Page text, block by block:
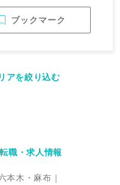
科目合格財務諸表論、税
ブックマーク
アを絞り込む
職・求人情報
本木・麻布